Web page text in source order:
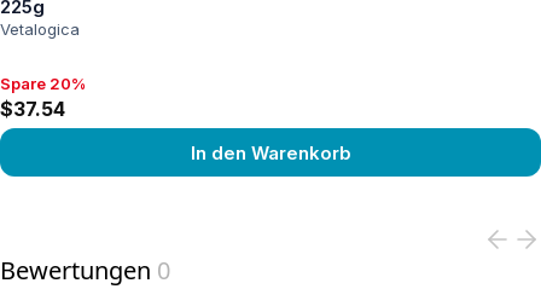
225g
Vetalogica
Spare 20%, $37.54
Spare 20%
$37.54
In den Warenkorb
Bewertungen 0